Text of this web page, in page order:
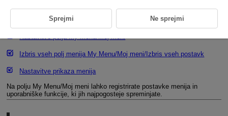
Registracija postavk menija v polja My Menu/Moj meni
Izbris vseh polj menija My Menu/Moj meni/Izbris vseh postavk
Nastavitve prikaza menija
Na polju My Menu/Moj meni lahko registrirate postavke menija in
uporabniške funkcije, ki jih najpogosteje spreminjate.
Sprejmi Ne sprejmi